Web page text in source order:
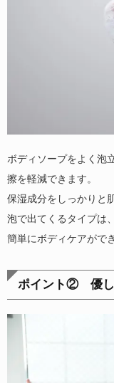
ボディソープをよく泡
擦を軽減できます。
保湿成分をしっかりと
泡で出てくるタイプは
簡単にボディケアがで
ポイント② 優し